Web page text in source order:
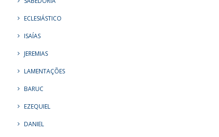
ECLESIÁSTICO
ISAÍAS
JEREMIAS
LAMENTAÇÕES
BARUC
EZEQUIEL
DANIEL